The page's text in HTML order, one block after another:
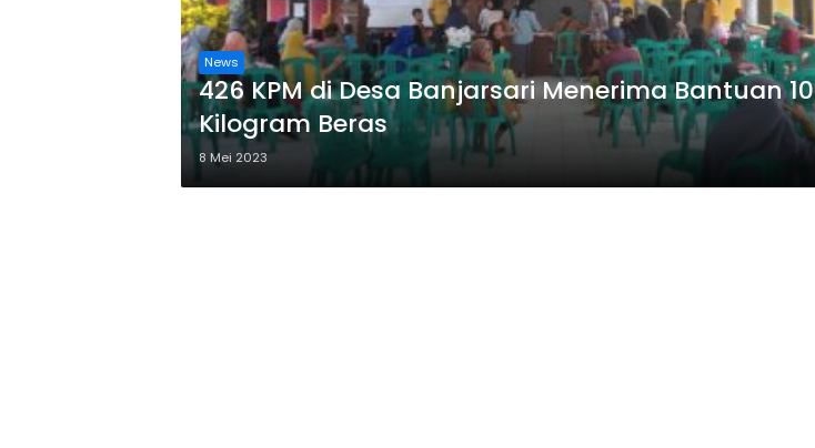
News
426 KPM di Desa Banjarsari Menerima Bantuan 10
Kilogram Beras
8 Mei 2023